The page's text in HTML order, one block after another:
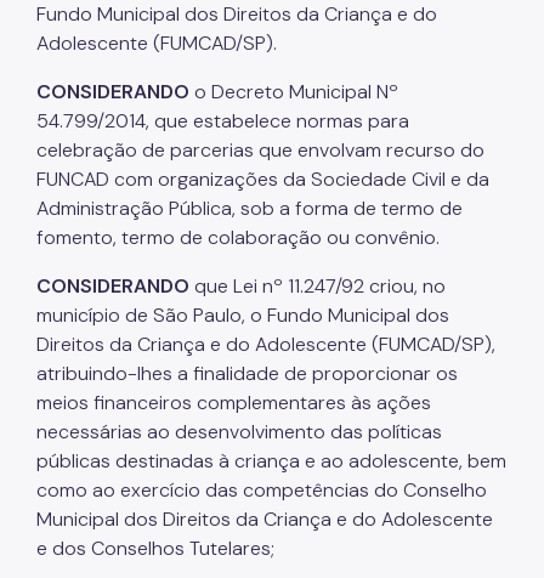
Notícias
Painel da Rede de Direitos Humanos
Sobre Direitos Humanos
Legislação
Links Úteis
Proteção de Dados Pessoais e Privacidade
Fundo Municipal dos Direitos da Criança e do
Adolescente (FUMCAD/SP).
CONSIDERANDO o Decreto Municipal Nº
54.799/2014, que estabelece normas para
celebração de parcerias que envolvam recurso do
FUNCAD com organizações da Sociedade Civil e da
Administração Pública, sob a forma de termo de
fomento, termo de colaboração ou convênio.
CONSIDERANDO que Lei nº 11.247/92 criou, no
município de São Paulo, o Fundo Municipal dos
Direitos da Criança e do Adolescente (FUMCAD/SP),
atribuindo-lhes a finalidade de proporcionar os
meios financeiros complementares às ações
necessárias ao desenvolvimento das políticas
públicas destinadas à criança e ao adolescente, bem
como ao exercício das competências do Conselho
Municipal dos Direitos da Criança e do Adolescente
e dos Conselhos Tutelares;